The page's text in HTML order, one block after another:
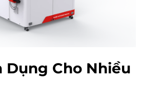
Dụng Cho Nhiều